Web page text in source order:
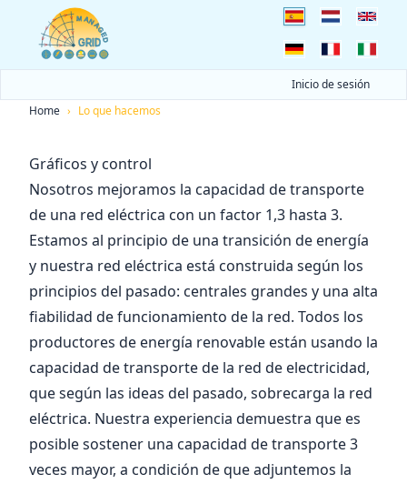
Inicio de sesión
Home › Lo que hacemos
Gráficos y control
Nosotros mejoramos la capacidad de transporte
de una red eléctrica con un factor 1,3 hasta 3.
Estamos al principio de una transición de energía
y nuestra red eléctrica está construida según los
principios del pasado: centrales grandes y una alta
fiabilidad de funcionamiento de la red. Todos los
productores de energía renovable están usando la
capacidad de transporte de la red de electricidad,
que según las ideas del pasado, sobrecarga la red
eléctrica. Nuestra experiencia demuestra que es
posible sostener una capacidad de transporte 3
veces mayor, a condición de que adjuntemos la